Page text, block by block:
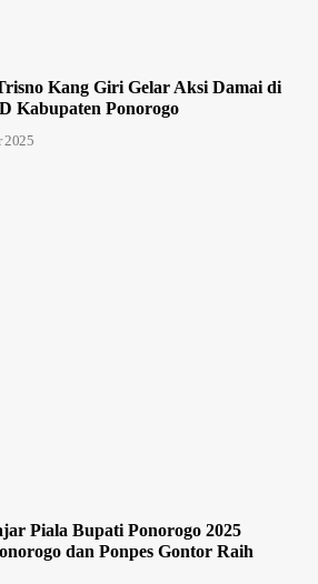
Kang Giri Gelar Aksi Damai di
Kabupaten Ponorogo
2025
Piala Bupati Ponorogo 2025
dan Ponpes Gontor Raih